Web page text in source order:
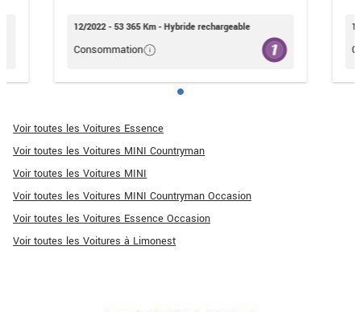
12/2022 - 53 365 Km - Hybride rechargeable
Consommation
Voir toutes les Voitures Essence
Voir toutes les Voitures MINI Countryman
Voir toutes les Voitures MINI
Voir toutes les Voitures MINI Countryman Occasion
Voir toutes les Voitures Essence Occasion
Voir toutes les Voitures à Limonest